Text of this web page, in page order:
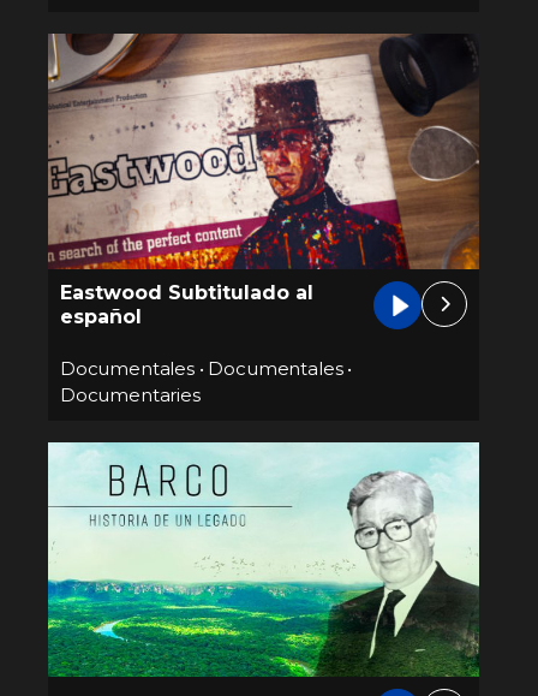
Eastwood Subtitulado al
español
Documentales• Documentales•
Documentaries